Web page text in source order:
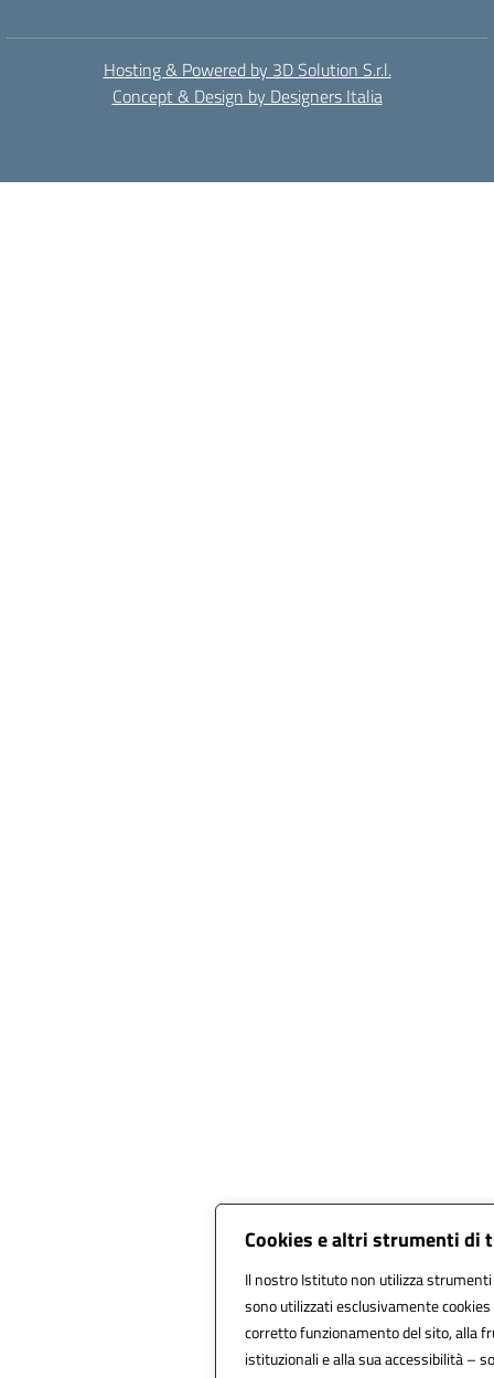
Cookies e altri strumenti di
Il nostro Istituto non utilizza
sono utilizzati esclusivamente
corretto funzionamento del sito, alla
istituzionali e alla sua accessibilità –
Hosting & Powered by 3D Solution S.r.l.
Concept & Design by Designers Italia